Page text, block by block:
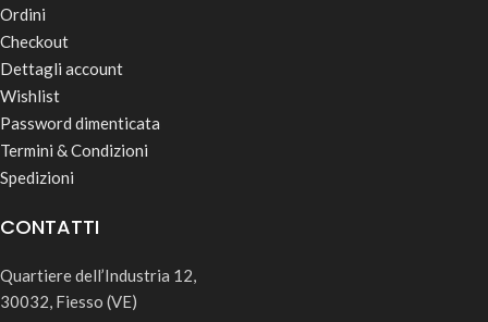
Ordini
Checkout
Dettagli account
Wishlist
Password dimenticata
Termini & Condizioni
Spedizioni
CONTATTI
Quartiere dell’Industria 12,
30032, Fiesso (VE)